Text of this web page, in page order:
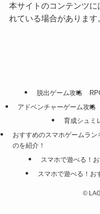
本サイトのコンテンツ
れている場合があります
脱出ゲーム攻略
アドベンチャーゲーム攻略
育成シュミ
おすすめのスマホゲームラ
のを紹介！
スマホで遊べる！
スマホで遊べる！お
©